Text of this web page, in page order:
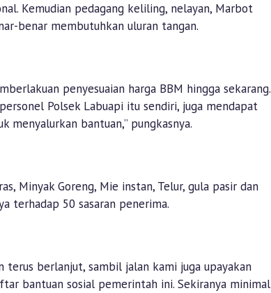
Kemudian pedagang keliling, nelayan, Marbot
benar membutuhkan uluran tangan.
penyesuaian harga BBM hingga sekarang.
Polsek Labuapi itu sendiri, juga mendapat
menyalurkan bantuan,” pungkasnya.
Minyak Goreng, Mie instan, Telur, gula pasir dan
terhadap 50 sasaran penerima.
terus berlanjut, sambil jalan kami juga upayakan
bantuan sosial pemerintah ini. Sekiranya minimal